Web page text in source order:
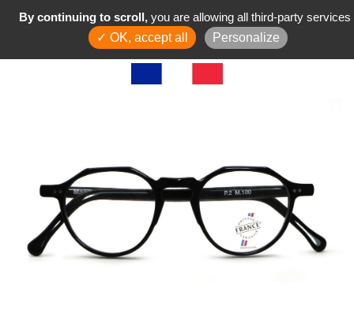
By continuing to scroll, you are allowing all third-party services
✓ OK, accept all
Personalize